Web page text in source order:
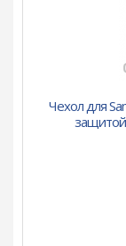
Чехол для